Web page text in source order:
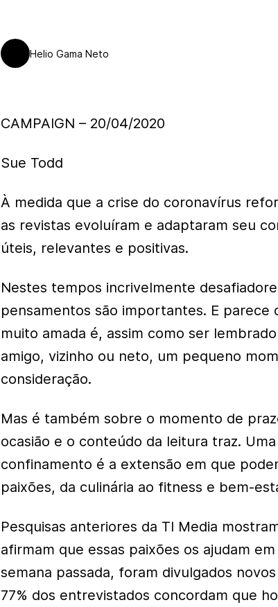
Helio Gama Neto
CAMPAIGN – 20/04/2020
Sue Todd
À medida que a crise do coronavírus
as revistas evoluíram e adaptaram seu
úteis, relevantes e positivas.
Nestes tempos incrivelmente
pensamentos são importantes. E parece
muito amada é, assim como ser
amigo, vizinho ou neto, um pequeno
consideração.
Mas é também sobre o momento de
ocasião e o conteúdo da leitura traz.
confinamento é a extensão em que
paixões, da culinária ao fitness e bem-
Pesquisas anteriores da TI Media
afirmam que essas paixões os ajudam
semana passada, foram divulgados
77% dos entrevistados concordam que